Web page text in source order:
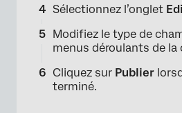
Sélectionnez l’onglet
Modifiez le type de
menus déroulants de la
Cliquez sur Publier
terminé.